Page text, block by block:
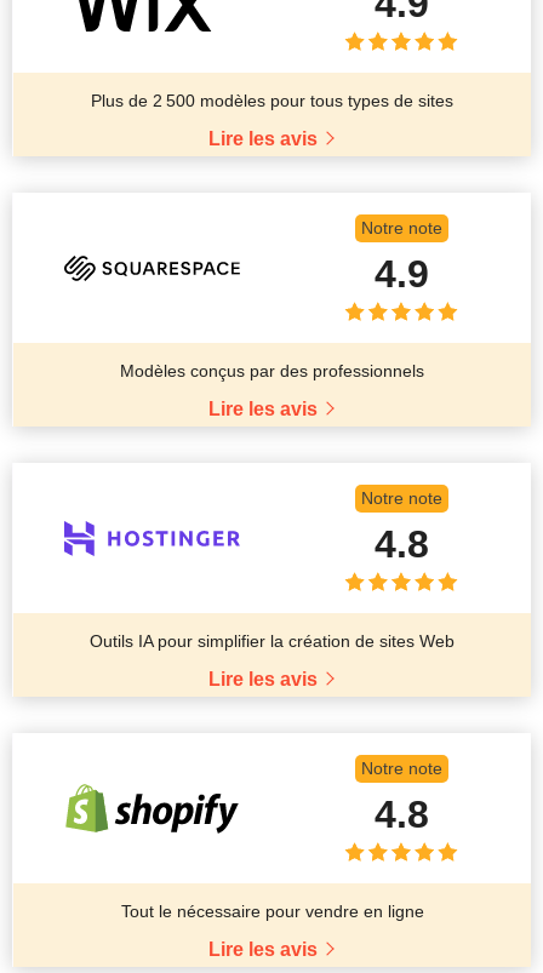
Plus de 2 500 modèles pour tous types de sites
Lire les avis
Notre note
4.9
Modèles conçus par des professionnels
Lire les avis
Notre note
4.8
Outils IA pour simplifier la création de sites Web
Lire les avis
Notre note
4.8
Tout le nécessaire pour vendre en ligne
Lire les avis